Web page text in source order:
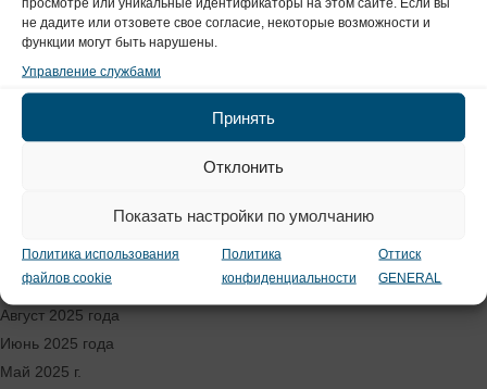
не дадите или отзовете свое согласие, некоторые возможности и
функции могут быть нарушены.
Управление службами
Принять
Отклонить
Показать настройки по умолчанию
Политика использования
файлов cookie
Политика
конфиденциальности
Оттиск
GENERAL
Научный вклад
Архивы
Апрель 2026 года
Ноябрь 2025 года
Сентябрь 2025 года
Август 2025 года
Июнь 2025 года
Май 2025 г.